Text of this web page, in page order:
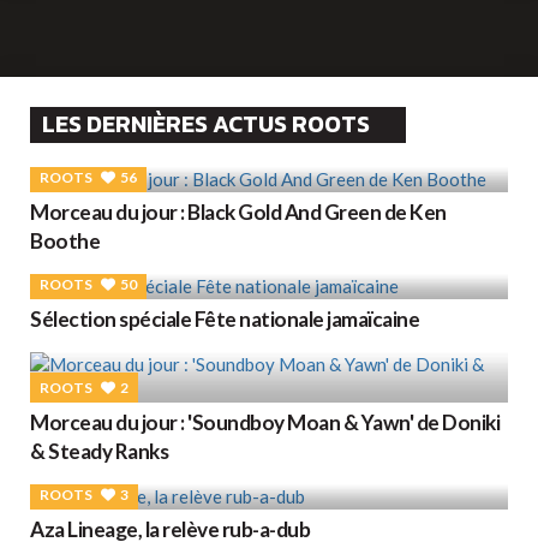
LES DERNIÈRES ACTUS ROOTS
ROOTS 56
Morceau du jour : Black Gold And Green de Ken
Boothe
ROOTS 50
Sélection spéciale Fête nationale jamaïcaine
ROOTS 2
Morceau du jour : 'Soundboy Moan & Yawn' de Doniki
& Steady Ranks
ROOTS 3
Aza Lineage, la relève rub-a-dub